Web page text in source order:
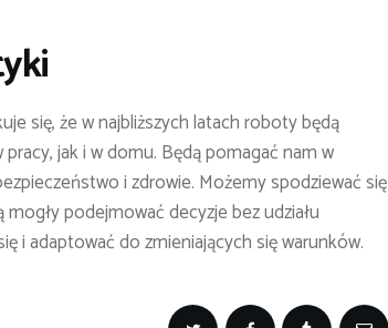
się, że w najbliższych latach roboty będą
jak i w domu. Będą pomagać nam w
i zdrowie. Możemy spodziewać się
podejmować decyzje bez udziału
i adaptować do zmieniających się warunków.